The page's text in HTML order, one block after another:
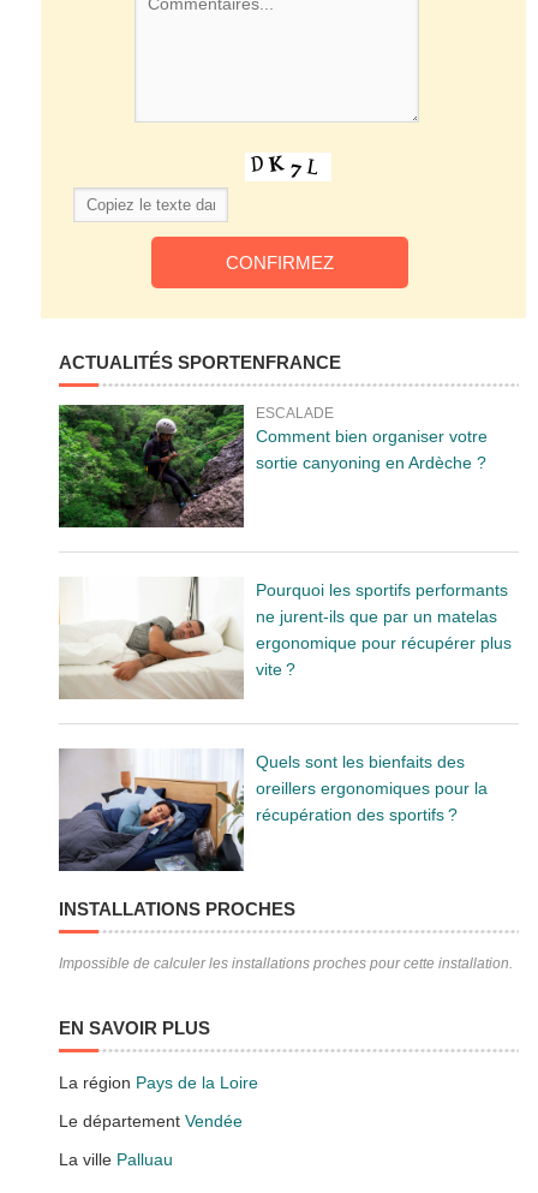
ACTUALITÉS SPORTENFRANCE
ESCALADE
Comment bien organiser votre
sortie canyoning en Ardèche ?
Pourquoi les sportifs performants
ne jurent-ils que par un matelas
ergonomique pour récupérer plus
vite ?
Quels sont les bienfaits des
oreillers ergonomiques pour la
récupération des sportifs ?
INSTALLATIONS PROCHES
Impossible de calculer les installations proches pour cette installation.
EN SAVOIR PLUS
La région Pays de la Loire
Le départementVendée
La ville Palluau